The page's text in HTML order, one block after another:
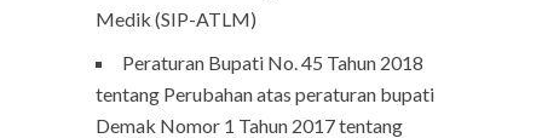
Medik (SIP-ATLM)
Peraturan Bupati No. 45 Tahun 2018
tentang Perubahan atas peraturan bupati
Demak Nomor 1 Tahun 2017 tentang